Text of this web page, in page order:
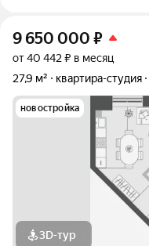
9 650 000 ₽
от 40 442 ₽ в месяц
27,9 м²
квартира-студия
новостройка
3D-тур